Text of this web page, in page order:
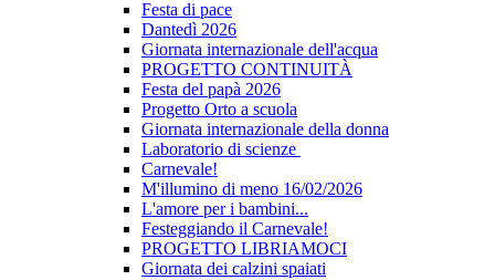
Festa di pace
Dantedì 2026
Giornata internazionale dell'acqua
PROGETTO CONTINUITÀ
Festa del papà 2026
Progetto Orto a scuola
Giornata internazionale della donna
Laboratorio di scienze
Carnevale!
M'illumino di meno 16/02/2026
L'amore per i bambini...
Festeggiando il Carnevale!
PROGETTO LIBRIAMOCI
Giornata dei calzini spaiati